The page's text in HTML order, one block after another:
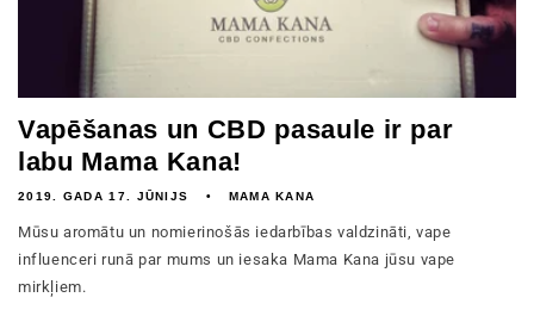
Vapēšanas un CBD pasaule ir par
labu Mama Kana!
2019. GADA 17. JŪNIJS MAMA KANA
Mūsu aromātu un nomierinošās iedarbības valdzināti, vape
influenceri runā par mums un iesaka Mama Kana jūsu vape
mirkļiem.